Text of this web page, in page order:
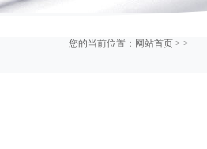
您的当前位置： 网站首页 > >